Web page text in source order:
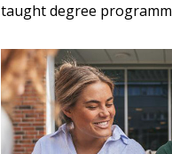
taught degree